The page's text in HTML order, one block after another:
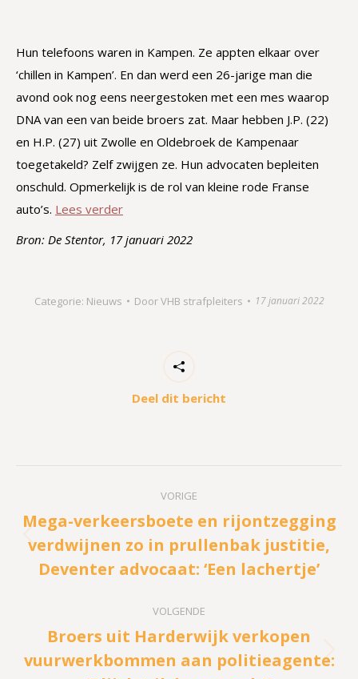
Hun telefoons waren in Kampen. Ze appten elkaar over
‘chillen in Kampen’. En dan werd een 26-jarige man die
avond ook nog eens neergestoken met een mes waarop
DNA van een van beide broers zat. Maar hebben J.P. (22)
en H.P. (27) uit Zwolle en Oldebroek de Kampenaar
toegetakeld? Zelf zwijgen ze. Hun advocaten bepleiten
onschuld. Opmerkelijk is de rol van kleine rode Franse
auto’s. Lees verder
Bron: De Stentor, 17 januari 2022
Categorie: Nieuws DoorVHB strafpleiters 17 januari 2022
Deel dit bericht
VORIGE
Vorig
bericht
Mega-verkeersboete en rijontzegging
verdwijnen zo in prullenbak justitie,
Deventer advocaat: ‘Een lachertje’
VOLGENDE
Volgend
Broers uit Harderwijk verkopen
vuurwerkbommen aan politieagente: